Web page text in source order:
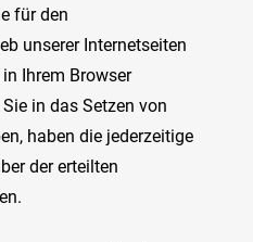
für den
unserer Internetseiten
Ihrem Browser
in das Setzen von
haben die jederzeitige
der erteilten